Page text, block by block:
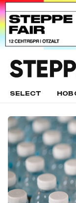
SELECT